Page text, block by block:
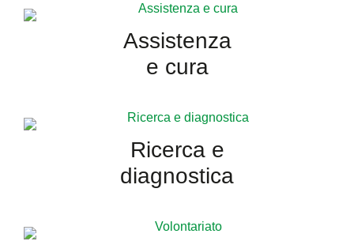
Assistenza
e cura
Ricerca e
diagnostica